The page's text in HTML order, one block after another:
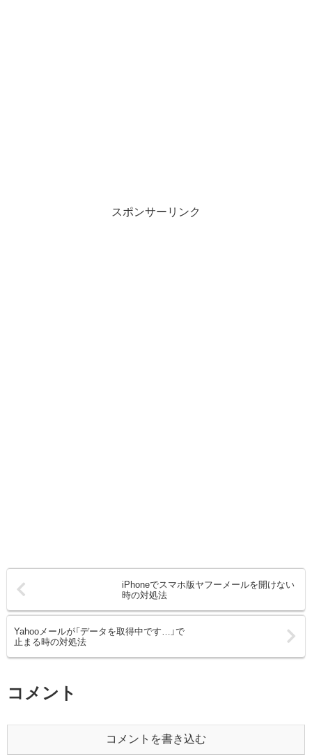
スポンサーリンク
iPhoneでスマホ版ヤフーメールを開けない
時の対処法
Yahooメールが「データを取得中です…」で
止まる時の対処法
コメント
コメントを書き込む